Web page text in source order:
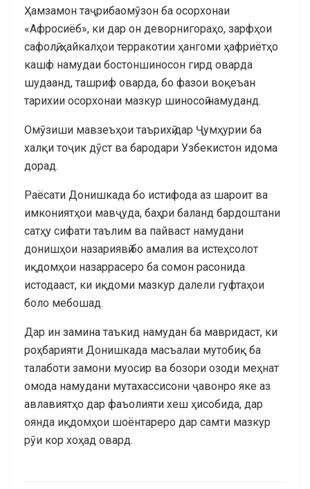
Ҳамзамон таҷрибаомӯзон ба осорхонаи
«Афросиёб», ки дар он деворнигораҳо, зарфҳои
сафолӣ, ҳайкалҳои терракотии ҳангоми ҳафриётҳо
кашф намудаи бостоншиносон гирд оварда
шудаанд, ташриф оварда, бо фазои воқеъан
тарихии осорхонаи мазкур шиносоӣ намуданд.
Омӯзиши мавзеъҳои таърихӣ дар Ҷумҳурии ба
халқи тоҷик дӯст ва бародари Узбекистон идома
дорад.
Раёсати Донишкада бо истифода аз шароит ва
имкониятҳои мавҷуда, баҳри баланд бардоштани
сатҳу сифати таълим ва пайваст намудани
донишҳои назариявӣ бо амалия ва истеҳсолот
иқдомҳои назаррасеро ба сомон расонида
истодааст, ки иқдоми мазкур далели гуфтаҳои
боло мебошад.
Дар ин замина таъкид намудан ба мавридаст, ки
роҳбарияти Донишкада масъалаи мутобиқ ба
талаботи замони муосир ва бозори озоди меҳнат
омода намудани мутахассисони ҷавонро яке аз
авлавиятҳо дар фаъолияти хеш ҳисобида, дар
оянда иқдомҳои шоёнтареро дар самти мазкур
рӯи кор хоҳад овард.